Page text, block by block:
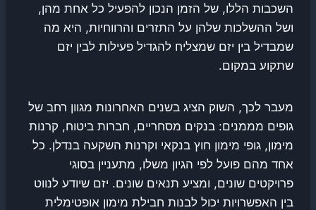
השכבות הללו, של הזמן הנכון להפעיל כל אחת מהן,
ושל ההשלכות שלהן על התזרים והרווחיות, היא מה
שמבדיל בין יזם שמצליח להגדיל פעילות לבין יזם
שתקוע במקום.
מעבר לכך, השוק הציג בשנים האחרונות מגוון רחב של
גופים מממנים: בנקים מסחריים, חברות ביטוח, קרנות
מימון, גופי מימון חוץ בנקאי וקרנות השקעה בנדלן. כל
אחד מהם פועל לפי הגיון משלו, מתעניין בסוגי
פרויקטים שונים, ומציע תנאים שונים. יזם שיודע לנווט
בין האפשרויות יכול לבנות חבילת מימון אופטימלית